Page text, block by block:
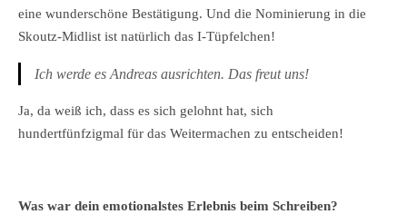
eine wunderschöne Bestätigung. Und die Nominierung in die
Skoutz-Midlist ist natürlich das I-Tüpfelchen!
Ich werde es Andreas ausrichten. Das freut uns!
Ja, da weiß ich, dass es sich gelohnt hat, sich
hundertfünfzigmal für das Weitermachen zu entscheiden!
Was war dein emotionalstes Erlebnis beim Schreiben?